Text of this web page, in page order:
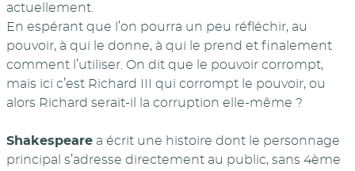
actuellement.
En espérant que l’on pourra un peu réfléchir, au
pouvoir, à qui le donne, à qui le prend et finalement
comment l’utiliser. On dit que le pouvoir corrompt,
mais ici c’est Richard III qui corrompt le pouvoir, ou
alors Richard serait-il la corruption elle-même ?
Shakespeare a écrit une histoire dont le personnage
principal s’adresse directement au public, sans 4ème